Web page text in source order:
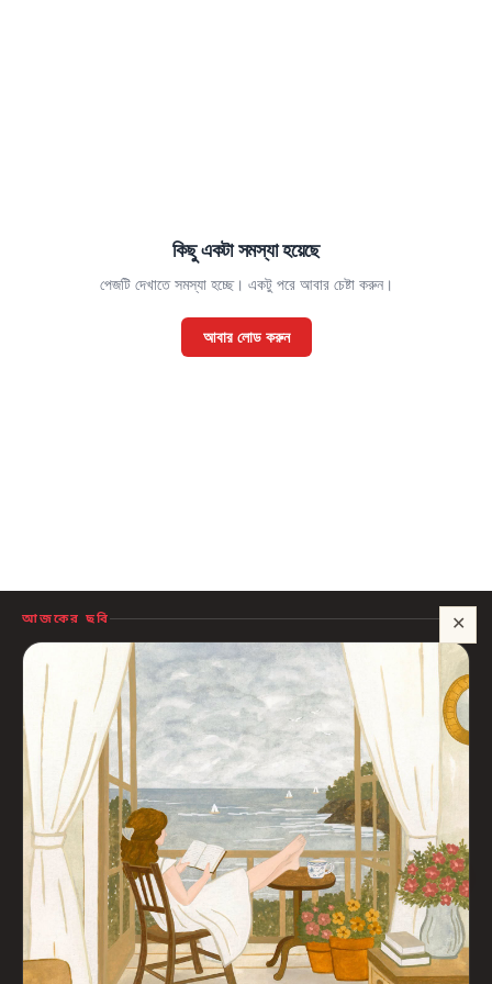
🍪 সাইটটি চালু রাখতে কিছু প্রয়োজনীয় কুকি ব্যবহার হয়। আপনি রাজি থাকলে আমরা বিজ্ঞাপন ও
পরিসংখ্যানের কুকিও ব্যবহার করব, যাতে বুঝতে পারি কোন বই আপনাদের কাজে লাগছে।
প্রাইভেসি নীতি
শুধু প্রয়োজনীয় সব ঠিক আছে
কিছু একটা সমস্যা হয়েছে
পেজটি দেখাতে সমস্যা হচ্ছে। একটু পরে আবার চেষ্টা করুন।
আবার লোড করুন
✕
আজকের ছবি
সাহায্য?